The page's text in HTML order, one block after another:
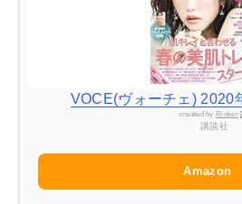
VOCE(ヴォーチェ) 2020
created by Rinker
講談社
Amazon